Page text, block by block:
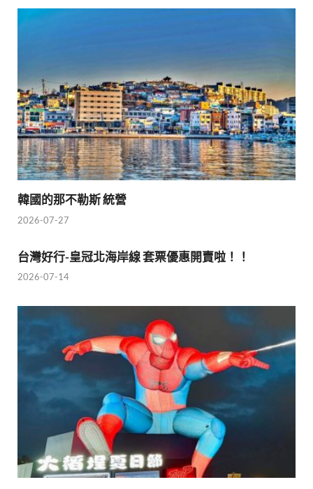
韓國的那不勒斯 統營
2026-07-27
台灣好行-皇冠北海岸線 套票優惠開賣啦！！
2026-07-14